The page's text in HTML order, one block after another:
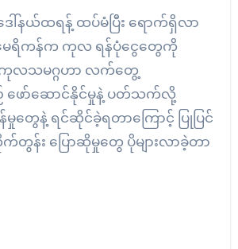
ါ်နယ်ထရန့် ထပ်မံပြီး ရောက်ရှိလာ
မေရိကန်က ကုလ ရန်ပုံငွေတွေကို
း ကုလသမဂ္ဂဟာ လက်တွေ့
ော်ဆောင်နိုင်မှုနဲ့ ပတ်သက်လို့
မှုတွေနဲ့ ရင်ဆိုင်ခဲ့ရတာကြောင့် ပြုပြင်
က်တွန်း ပြောဆိုမှုတွေ ပိုများလာခဲ့တာ